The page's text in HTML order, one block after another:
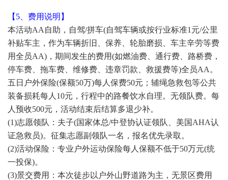
【5、费用说明】
本活动AA自助，自驾/拼车(自驾车辆或按行业标准1元/公里
补贴车主，作为车辆折旧、保养、轮胎磨损、车主辛劳等费
用全员AA)，期间发生的费用(如燃油费、通行费、路桥费，
停车费、拖车费、维修费、违章罚款、救援费等)全员AA。
五日户外保险(保额50万)每人保费50元；辅绳急救包等公共
装备损耗每人10元，行程中的路餐饮水自理。无领队费。每
人预收500元，活动结束后结算多退少补。
(1)志愿领队：夫子(国家体总/中登协认证领队、美国AHA认
证急救员)。征集志愿副领队一名，报名优先录取。
(2)活动保险：专业户外运动保险每人保额不低于50万元(统
一投保)。
(3)景交费用：本次徒步以户外山野道路为主，无景区费用